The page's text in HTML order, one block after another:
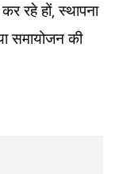
रहे हों, स्थापना
समायोजन की